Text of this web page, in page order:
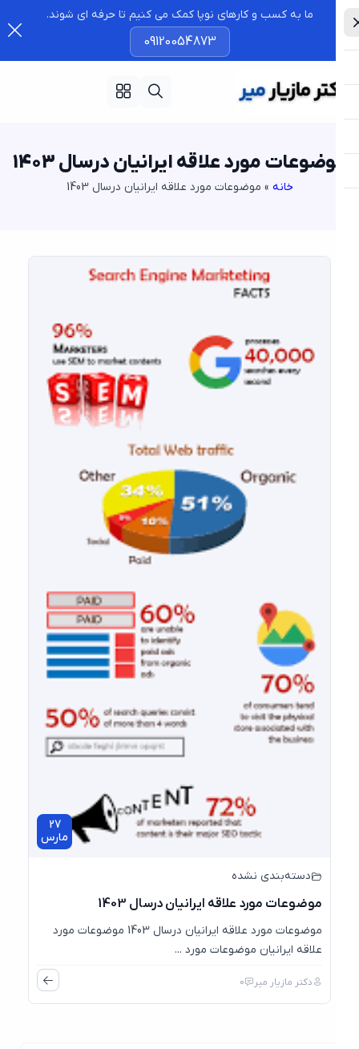
ما به کسب و کارهای نوپا کمک می کنیم تا حرفه ای شوند.
09120054873
مورد علاقه ایرانیان درسال 1403
»موضوعات مورد علاقه ایرانیان درسال 1403
27
مارس
دسته‌بندی نشده
موضوعات مورد علاقه ایرانیان درسال 1403
موضوعات مورد علاقه ایرانیان درسال 1403 موضوعات مورد
علاقه ایرانیان موضوعات مورد ...
دکتر مازیار میر 0